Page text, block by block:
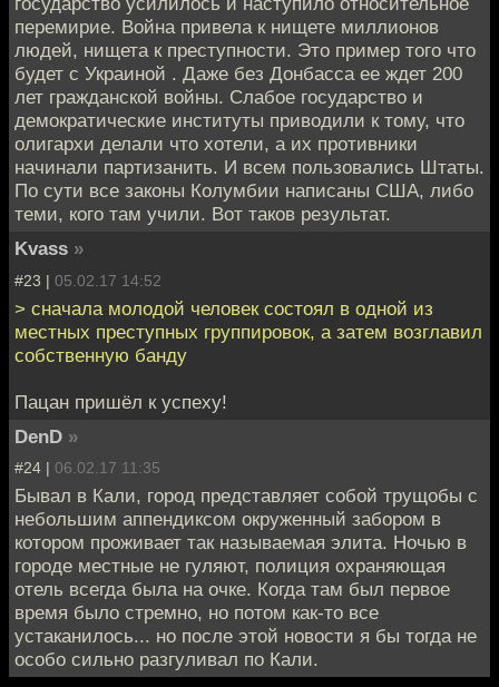
перемирие. Война привела к нищете миллионов
людей, нищета к преступности. Это пример того что
будет с Украиной . Даже без Донбасса ее ждет 200
лет гражданской войны. Слабое государство и
демократические институты приводили к тому, что
олигархи делали что хотели, а их противники
начинали партизанить. И всем пользовались Штаты.
По сути все законы Колумбии написаны США, либо
теми, кого там учили. Вот таков результат.
Kvass »
#23 | 05.02.17 14:52
> сначала молодой человек состоял в одной из
местных преступных группировок, а затем возглавил
собственную банду
Пацан пришёл к успеху!
DenD »
#24 | 06.02.17 11:35
Бывал в Кали, город представляет собой трущобы с
небольшим аппендиксом окруженный забором в
котором проживает так называемая элита. Ночью в
городе местные не гуляют, полиция охраняющая
отель всегда была на очке. Когда там был первое
время было стремно, но потом как-то все
устаканилось... но после этой новости я бы тогда не
особо сильно разгуливал по Кали.